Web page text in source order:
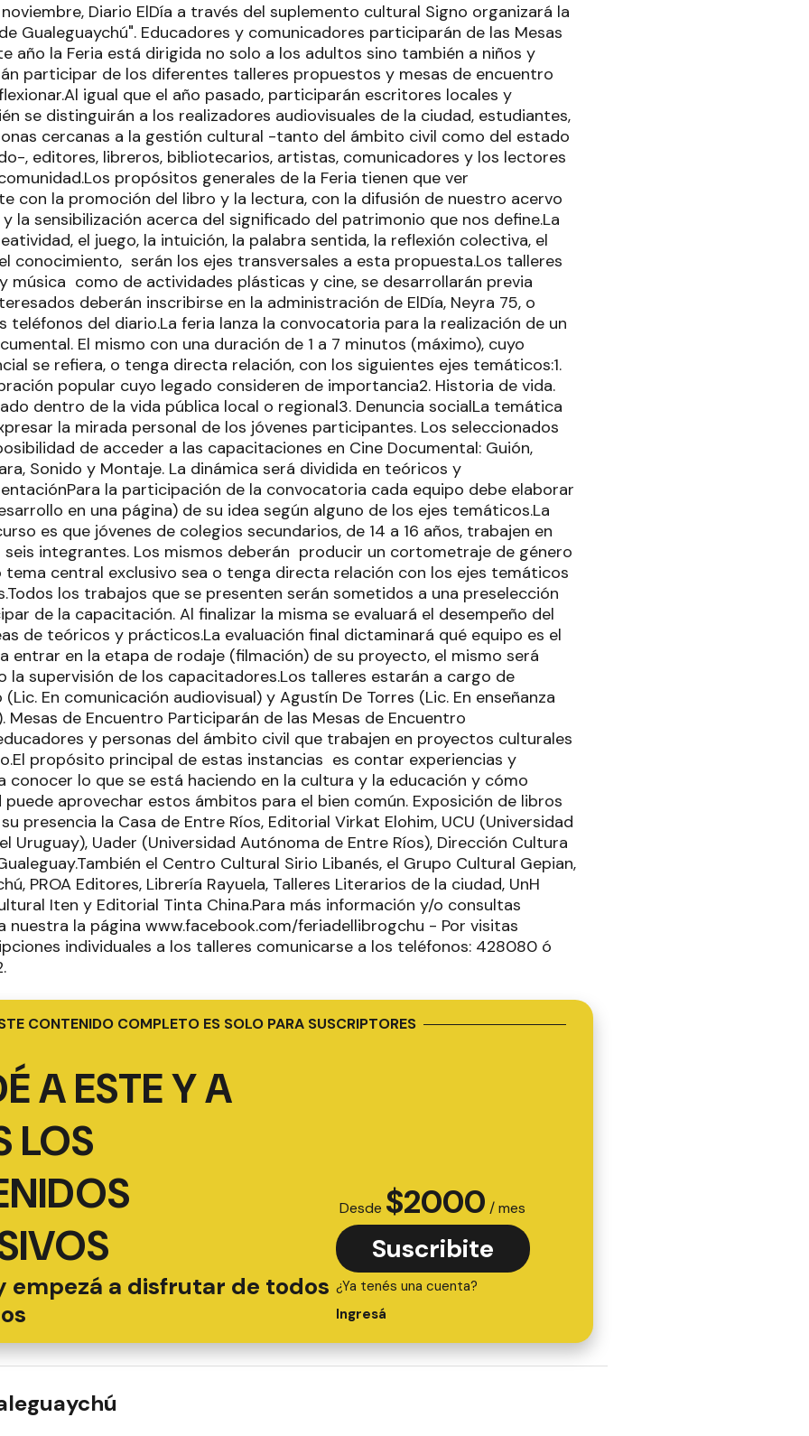
Diario ElDía a través del suplemento cultural Signo organizará la
Gualeguaychú". Educadores y comunicadores participarán de las Mesas
año la Feria está dirigida no solo a los adultos sino también a niños y
participar de los diferentes talleres propuestos y mesas de encuentro
igual que el año pasado, participarán escritores locales y
se distinguirán a los realizadores audiovisuales de la ciudad, estudiantes,
cercanas a la gestión cultural -tanto del ámbito civil como del estado
, editores, libreros, bibliotecarios, artistas, comunicadores y los lectores
propósitos generales de la Feria tienen que ver
con la promoción del libro y la lectura, con la difusión de nuestro acervo
la sensibilización acerca del significado del patrimonio que nos define.La
el juego, la intuición, la palabra sentida, la reflexión colectiva, el
conocimiento, serán los ejes transversales a esta propuesta.Los talleres
música como de actividades plásticas y cine, se desarrollarán previa
deberán inscribirse en la administración de ElDía, Neyra 75, o
teléfonos del diario.La feria lanza la convocatoria para la realización de un
El mismo con una duración de 1 a 7 minutos (máximo), cuyo
se refiera, o tenga directa relación, con los siguientes ejes temáticos:1.
popular cuyo legado consideren de importancia2. Historia de vida.
dentro de la vida pública local o regional3. Denuncia socialLa temática
la mirada personal de los jóvenes participantes. Los seleccionados
de acceder a las capacitaciones en Cine Documental: Guión,
Sonido y Montaje. La dinámica será dividida en teóricos y
la participación de la convocatoria cada equipo debe elaborar
en una página) de su idea según alguno de los ejes temáticos.La
es que jóvenes de colegios secundarios, de 14 a 16 años, trabajen en
seis integrantes. Los mismos deberán producir un cortometraje de género
central exclusivo sea o tenga directa relación con los ejes temáticos
los trabajos que se presenten serán sometidos a una preselección
de la capacitación. Al finalizar la misma se evaluará el desempeño del
de teóricos y prácticos.La evaluación final dictaminará qué equipo es el
entrar en la etapa de rodaje (filmación) de su proyecto, el mismo será
la supervisión de los capacitadores.Los talleres estarán a cargo de
En comunicación audiovisual) y Agustín De Torres (Lic. En enseñanza
Mesas de Encuentro Participarán de las Mesas de Encuentro
y personas del ámbito civil que trabajen en proyectos culturales
propósito principal de estas instancias es contar experiencias y
conocer lo que se está haciendo en la cultura y la educación y cómo
aprovechar estos ámbitos para el bien común. Exposición de libros
presencia la Casa de Entre Ríos, Editorial Virkat Elohim, UCU (Universidad
Uruguay), Uader (Universidad Autónoma de Entre Ríos), Dirección Cultura
el Centro Cultural Sirio Libanés, el Grupo Cultural Gepian,
PROA Editores, Librería Rayuela, Talleres Literarios de la ciudad, UnH
Iten y Editorial Tinta China.Para más información y/o consultas
nuestra la página www.facebook.com/feriadellibrogchu - Por visitas
individuales a los talleres comunicarse a los teléfonos: 428080 ó
CONTENIDO COMPLETO ES SOLO PARA SUSCRIPTORES
A ESTE Y A
LOS
empezá a disfrutar de todos
Desde $2000 / mes
Suscribite
¿Ya tenés una cuenta?
Ingresá